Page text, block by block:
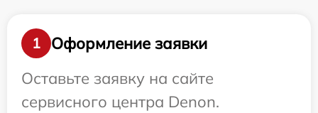
1
Оформление заявки
Оставьте заявку на сайте
сервисного центра Denon.